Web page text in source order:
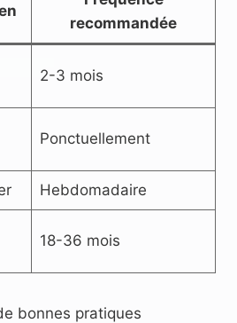
recommandée
2-3 mois
Ponctuellement
Hebdomadaire
18-36 mois
bonnes pratiques